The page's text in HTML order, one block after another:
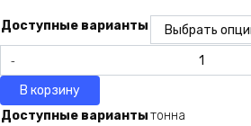
Доступные варианты
товара
Швеллер
гнутый
В корзину
Доступные вариантытонна